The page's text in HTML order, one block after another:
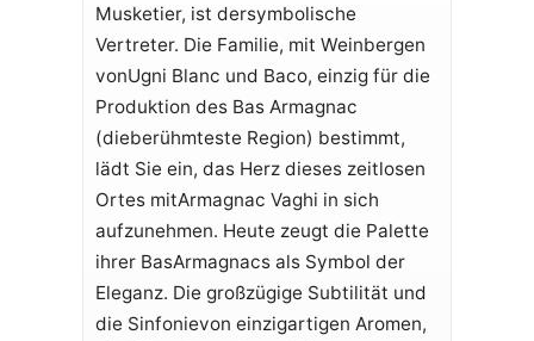
Musketier, ist dersymbolische
Vertreter. Die Familie, mit Weinbergen
vonUgni Blanc und Baco, einzig für die
Produktion des Bas Armagnac
(dieberühmteste Region) bestimmt,
lädt Sie ein, das Herz dieses zeitlosen
Ortes mitArmagnac Vaghi in sich
aufzunehmen. Heute zeugt die Palette
ihrer BasArmagnacs als Symbol der
Eleganz. Die großzügige Subtilität und
die Sinfonievon einzigartigen Aromen,